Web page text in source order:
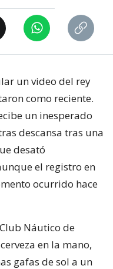
un video del rey
como reciente.
un inesperado
descansa tras una
desató
el registro en
ocurrido hace
Náutico de
en la mano,
gafas de sol a un